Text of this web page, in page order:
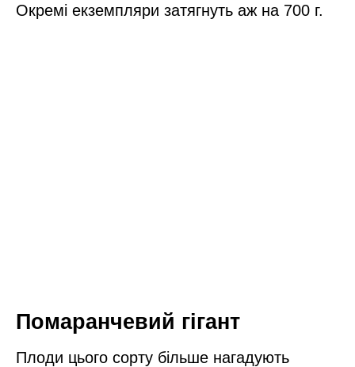
Окремі екземпляри затягнуть аж на 700 г.
Помаранчевий гігант
Плоди цього сорту більше нагадують